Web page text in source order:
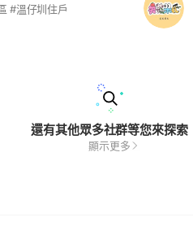
#溫仔圳住戶
還有其他眾多社群等您來探索
顯示更多